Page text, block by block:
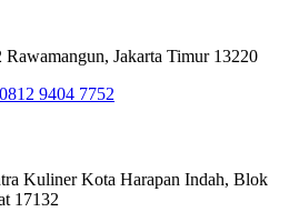
Jakarta Timur 13220
0812 9404 7752
Kuliner Kota Harapan Indah, Blok
17132